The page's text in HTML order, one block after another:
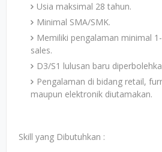
Usia maksimal 28 tahun.
Minimal SMA/SMK.
Memiliki pengalaman minimal
sales.
D3/S1 lulusan baru
Pengalaman di bidang retail,
maupun elektronik diutamakan.
Skill yang Dibutuhkan :